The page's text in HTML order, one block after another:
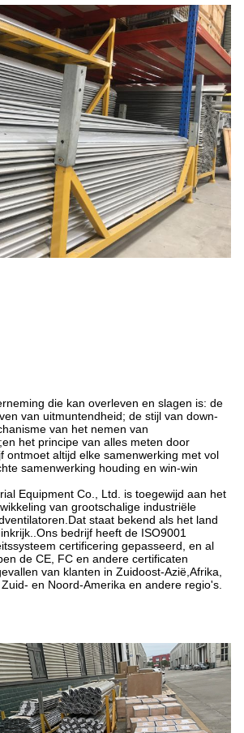
die kan overleven en slagen is: de
van uitmuntendheid; de stijl van down-
van het nemen van
het principe van alles meten door
ontmoet altijd elke samenwerking met vol
samenwerking houding en win-win
Equipment Co., Ltd. is toegewijd aan het
van grootschalige industriële
staat bekend als het land
bedrijf heeft de ISO9001
certificering gepasseerd, en al
de CE, FC en andere certificaten
van klanten in Zuidoost-Azië,Afrika,
en Noord-Amerika en andere regio's.